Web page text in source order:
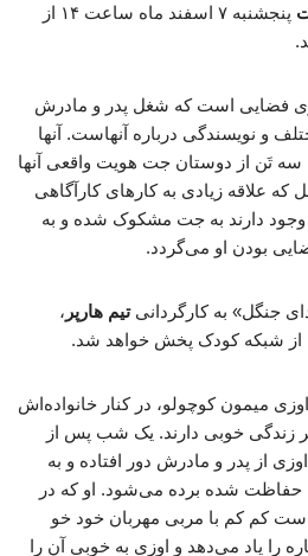
پنجشنبه ۷ اسفند ماه ساعت ۱۴ از
فضایی است که شغل پدر و مادرش
و نویسندگی درباره آنهاست. آنها
سه تَن از دوستان جت هویت واقعی آنها
که علاقه زیادی به کارهای کارآگاهی
دارند به جت مشکوک شده و به
بودن او می‌گردد.
جنگل» به کارگردانی تیم هارپر ،
میمون کوچولو، در کنار خانواده‌اش
زندگی خوبی دارند. یک شب پس از
از پدر و مادرش دور افتاده و به
حفاظت شده برده می‌شود. او که در
است کم کم با مربی مهربان خود خو
را یاد می‌دهد و اوزی به خوبی آن را